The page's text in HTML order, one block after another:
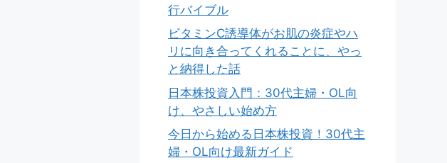
行バイブル
ビタミンC誘導体がお肌の炎症やハ
リに向き合ってくれることに、やっ
と納得した話
日本株投資入門：30代主婦・OL向
け、やさしい始め方
今日から始める日本株投資！30代主
婦・OL向け最新ガイド